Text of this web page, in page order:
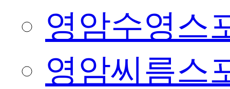
영암수영스
영암씨름스